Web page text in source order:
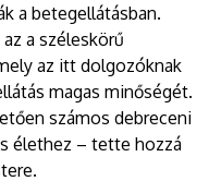
a betegellátásban.
a széleskörű
az itt dolgozóknak
magas minőségét.
számos debreceni
élethez – tette hozzá